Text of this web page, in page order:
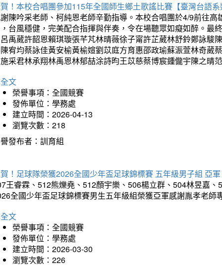
！本校合唱團參加115年全國師生鄉土歌謠比賽【臺灣台語
陳吟采老師、柯純恩老師辛勤指導。本校合唱團於4/9前往
台風穩健，完美配合指揮與伴奏，令在場聽眾如癡如醉。最
禹葳許韶恩賴琪璇張芊芃林晴薇徐子甯許芷葳林舒鈴鄭詠駿
宥均蔡詠佳黃安榆黃榆媗劉苡庭方育惠邵政瑜蘇浱萱林奇葳
采君林承翔林禹恩林郁喆涂詩昀王苡慈蔡博宸鍾儱宇陳之晴
文
榮譽事項：全國競賽
發佈單位：學務處
建立時間：2026-04-13
瀏覽次數：218
發布者：訓育組
！足球隊榮獲2026全國少年盃足球錦標賽 五年級男子組 亞軍
王睿霖、512熊爍堯、512顏宇樂、506楊立群、504林昱嘉
全國少年盃足球錦標賽男生五年級組榮獲亞軍感謝胤孝老師
文
榮譽事項：全國競賽
發佈單位：學務處
建立時間：2026-03-30
瀏覽次數：226